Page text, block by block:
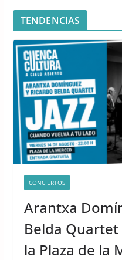
TENDENCIAS
CONCIERTOS
Arantxa
Belda Quartet
la Plaza de la